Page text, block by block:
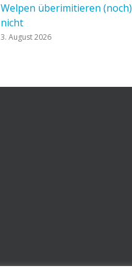
Welpen überimitieren (noch)
nicht
3. August 2026